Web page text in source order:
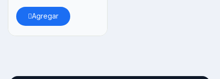
Agregar